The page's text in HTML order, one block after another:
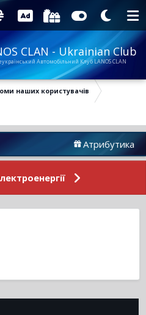
CLAN - Ukrainian Club
Автомобільний Клуб LANOS CLAN
наших користувачів
Атрибутика